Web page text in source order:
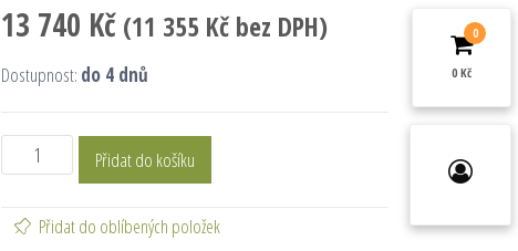
13 740 Kč (11 355 Kčbez DPH)
Dostupnost: do 4 dnů
Přidat do košíku
Přidat do oblíbených položek
0
0 Kč